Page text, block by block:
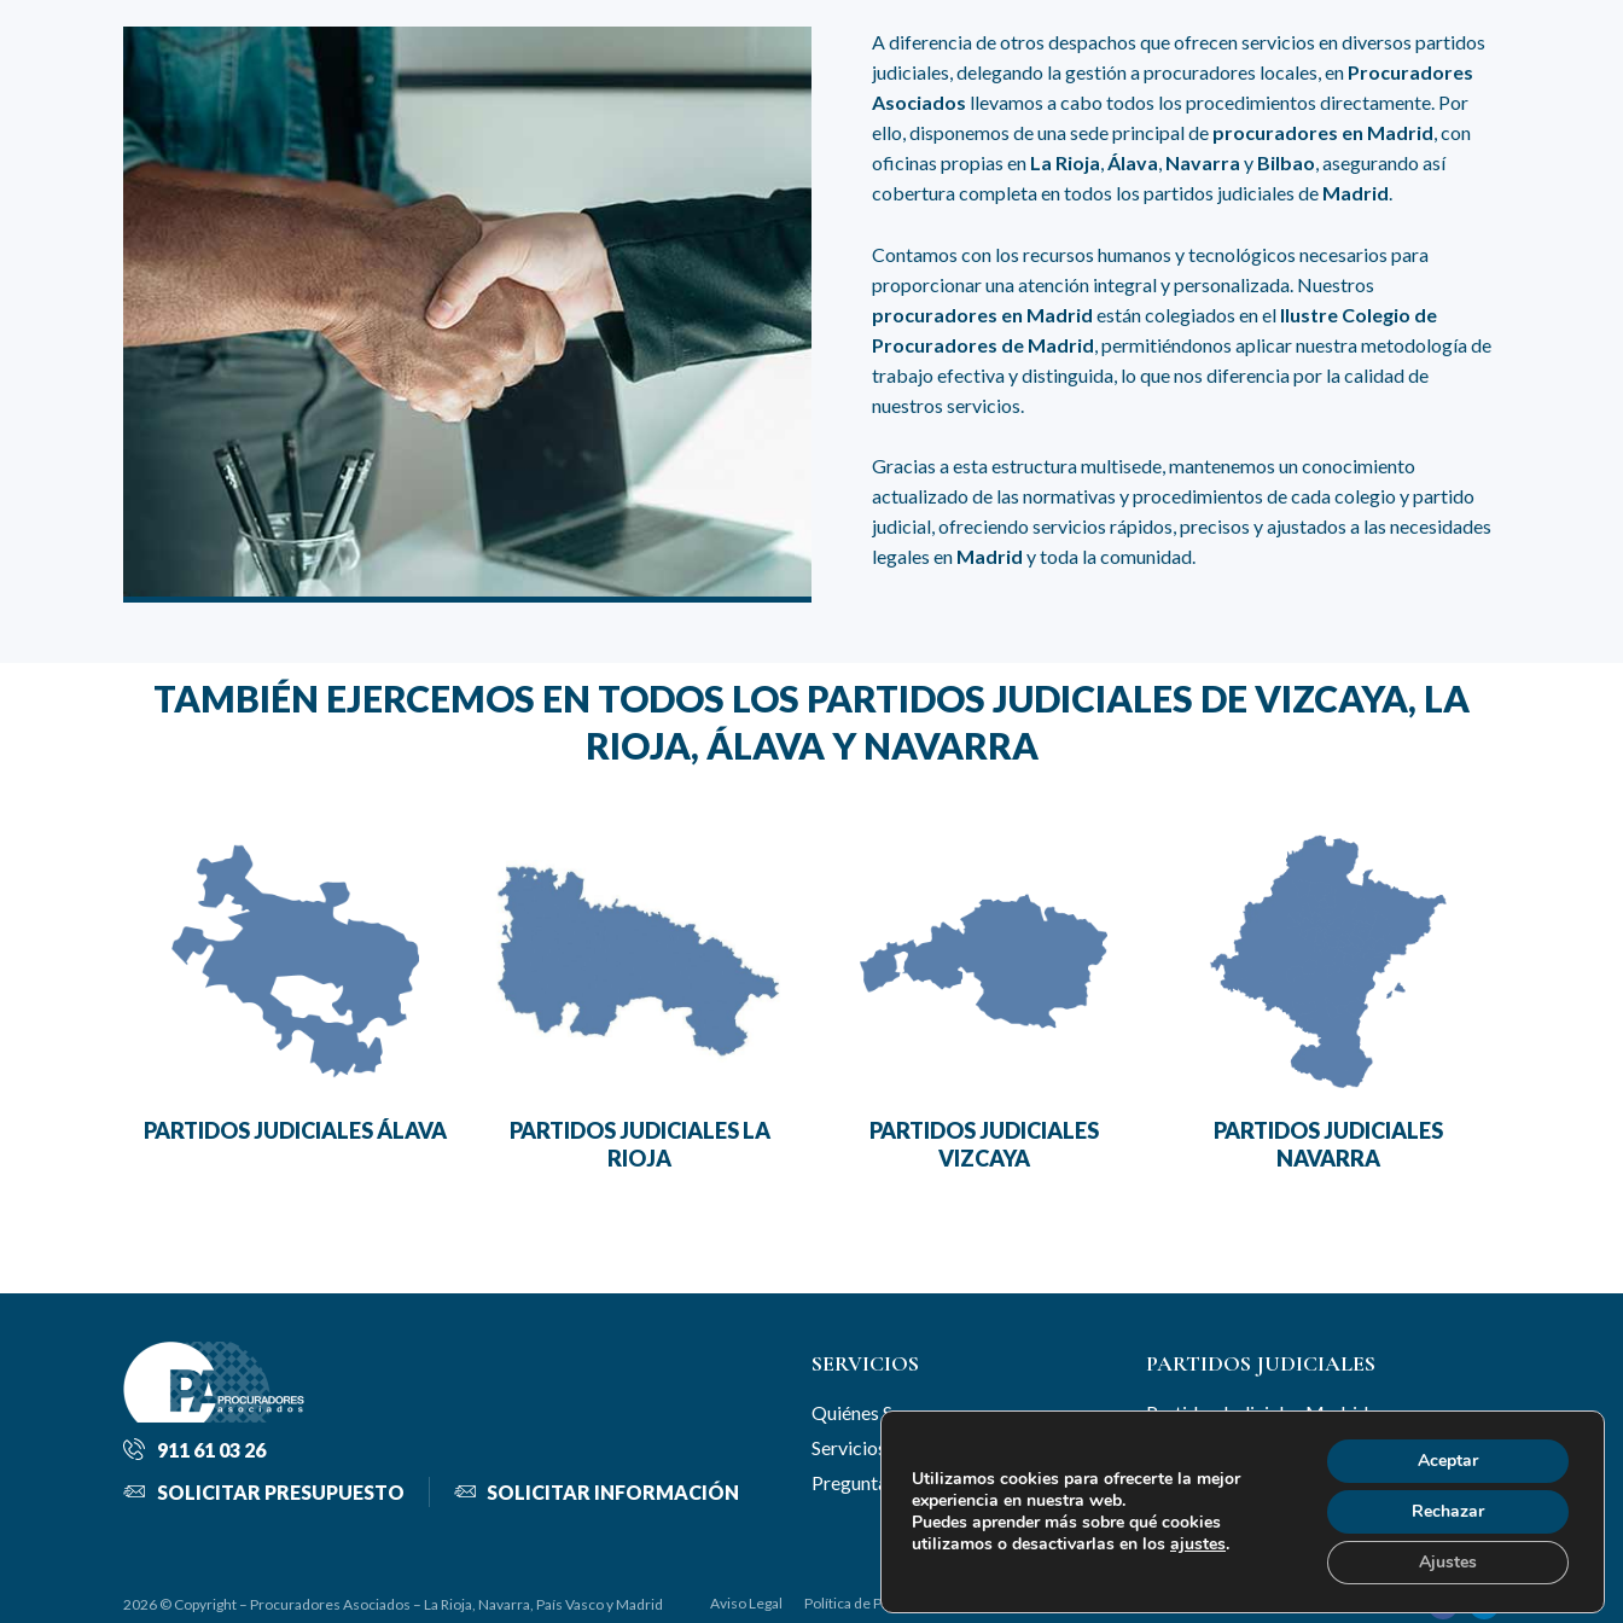
A diferencia de otros despachos que ofrecen servicios en diversos partidos
judiciales, delegando la gestión a procuradores locales, en Procuradores
Asociados llevamos a cabo todos los procedimientos directamente. Por
ello, disponemos de una sede principal de procuradores en Madrid, con
oficinas propias en La Rioja,Álava, Navarra y Bilbao, asegurando así
cobertura completa en todos los partidos judiciales de Madrid.
Contamos con los recursos humanos y tecnológicos necesarios para
proporcionar una atención integral y personalizada. Nuestros
procuradores en Madrid están colegiados en el Ilustre Colegio de
Procuradores de Madrid , permitiéndonos aplicar nuestra metodología de
trabajo efectiva y distinguida, lo que nos diferencia por la calidad de
nuestros servicios.
Gracias a esta estructura multisede, mantenemos un conocimiento
actualizado de las normativas y procedimientos de cada colegio y partido
judicial, ofreciendo servicios rápidos, precisos y ajustados a las necesidades
legales en Madrid y toda la comunidad.
TAMBIÉN EJERCEMOS EN TODOS LOS PARTIDOS JUDICIALES DE VIZCAYA, LA
RIOJA, ÁLAVA Y NAVARRA
PARTIDOS JUDICIALES ÁLAVA
PARTIDOS JUDICIALES LA
RIOJA
PARTIDOS JUDICIALES
VIZCAYA
PARTIDOS JUDICIALES
NAVARRA
911 61 03 26
SOLICITAR PRESUPUESTO
SOLICITAR INFORMACIÓN
SERVICIOS
Quiénes Somos
Servicios
Preguntas frecuentes
PARTIDOS JUDICIALES
Partidos Judiciales Madrid
Otros Partidos Judiciales
2026 © Copyright – Procuradores Asociados – La Rioja, Navarra, País Vasco y Madrid Aviso Legal Política de Privacidad
a
i
Utilizamos cookies para ofrecerte la mejor
experiencia en nuestra web.
Puedes aprender más sobre qué cookies
utilizamos o desactivarlas en los ajustes.
Aceptar
Rechazar
Ajustes